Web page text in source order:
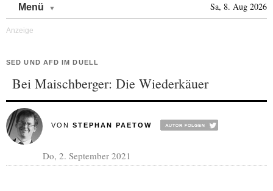
Menü Sa, 8. Aug 2026
SED UND AFD IM DUELL
Bei Maischberger: Die Wiederkäuer
VON STEPHAN PAETOW
Do, 2. September 2021